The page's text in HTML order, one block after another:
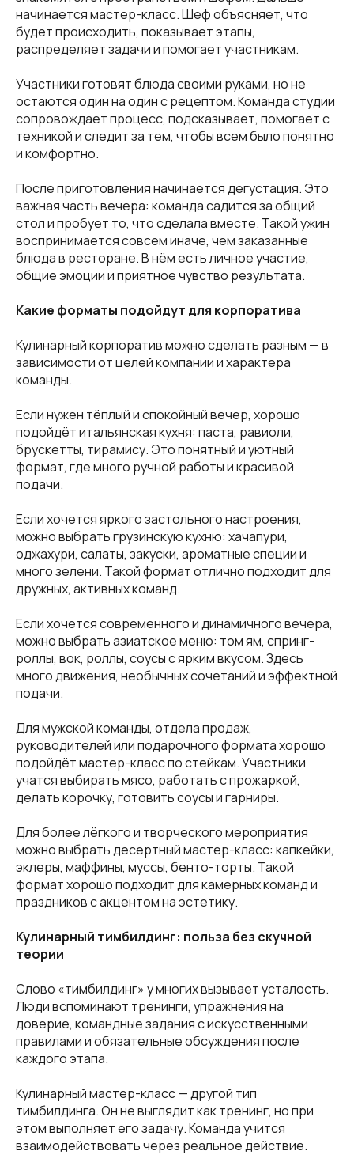
начинается мастер-класс. Шеф объясняет, что
будет происходить, показывает этапы,
распределяет задачи и помогает участникам.
Участники готовят блюда своими руками, но не
остаются один на один с рецептом. Команда студии
сопровождает процесс, подсказывает, помогает с
техникой и следит за тем, чтобы всем было понятно
и комфортно.
После приготовления начинается дегустация. Это
важная часть вечера: команда садится за общий
стол и пробует то, что сделала вместе. Такой ужин
воспринимается совсем иначе, чем заказанные
блюда в ресторане. В нём есть личное участие,
общие эмоции и приятное чувство результата.
Какие форматы подойдут для корпоратива
Кулинарный корпоратив можно сделать разным — в
зависимости от целей компании и характера
команды.
Если нужен тёплый и спокойный вечер, хорошо
подойдёт итальянская кухня: паста, равиоли,
брускетты, тирамису. Это понятный и уютный
формат, где много ручной работы и красивой
подачи.
Если хочется яркого застольного настроения,
можно выбрать грузинскую кухню: хачапури,
оджахури, салаты, закуски, ароматные специи и
много зелени. Такой формат отлично подходит для
дружных, активных команд.
Если хочется современного и динамичного вечера,
можно выбрать азиатское меню: том ям, спринг-
роллы, вок, роллы, соусы с ярким вкусом. Здесь
много движения, необычных сочетаний и эффектной
подачи.
Для мужской команды, отдела продаж,
руководителей или подарочного формата хорошо
подойдёт мастер-класс по стейкам. Участники
учатся выбирать мясо, работать с прожаркой,
делать корочку, готовить соусы и гарниры.
Для более лёгкого и творческого мероприятия
можно выбрать десертный мастер-класс: капкейки,
эклеры, маффины, муссы, бенто-торты. Такой
формат хорошо подходит для камерных команд и
праздников с акцентом на эстетику.
Кулинарный тимбилдинг: польза без скучной
теории
Слово «тимбилдинг» у многих вызывает усталость.
Люди вспоминают тренинги, упражнения на
доверие, командные задания с искусственными
правилами и обязательные обсуждения после
каждого этапа.
Кулинарный мастер-класс — другой тип
тимбилдинга. Он не выглядит как тренинг, но при
этом выполняет его задачу. Команда учится
взаимодействовать через реальное действие.